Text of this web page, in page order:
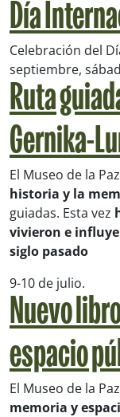
Día
Celebración del
septiembre,
Ruta
Gernika-
El Museo de la
historia y la
guiadas. Esta vez
vivieron e
siglo pasado
9-10 de julio.
Nuevo
espacio
El Museo de la
memoria y